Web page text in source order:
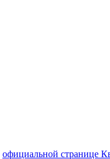
официальной странице